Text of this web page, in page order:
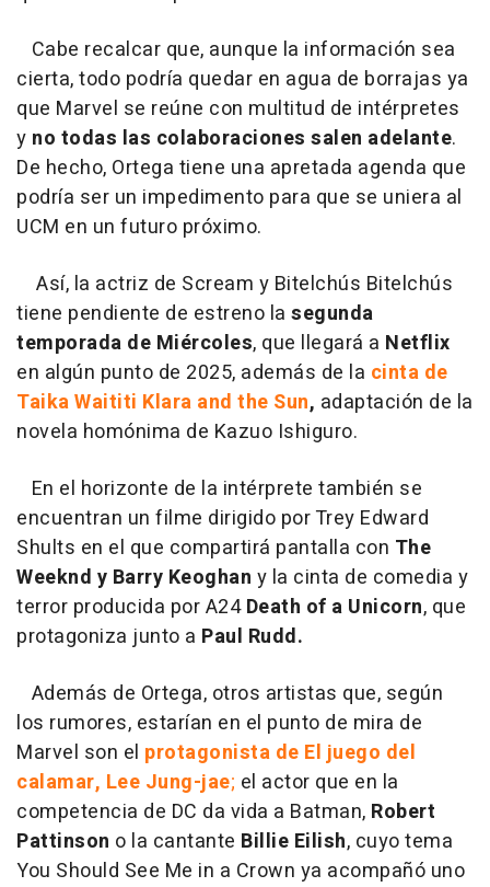
Cabe recalcar que, aunque la información sea
cierta, todo podría quedar en agua de borrajas ya
que Marvel se reúne con multitud de intérpretes
y no todas las colaboraciones salen adelante.
De hecho, Ortega tiene una apretada agenda que
podría ser un impedimento para que se uniera al
UCM en un futuro próximo.
Así, la actriz de Scream y Bitelchús Bitelchús
tiene pendiente de estreno la segunda
temporada de Miércoles, que llegará a Netflix
en algún punto de 2025, además de la cinta de
Taika Waititi Klara and the Sun, adaptación de la
novela homónima de Kazuo Ishiguro.
En el horizonte de la intérprete también se
encuentran un filme dirigido por Trey Edward
Shults en el que compartirá pantalla con The
Weeknd y Barry Keoghan y la cinta de comedia y
terror producida por A24Death of a Unicorn, que
protagoniza junto a Paul Rudd.
Además de Ortega, otros artistas que, según
los rumores, estarían en el punto de mira de
Marvel son el protagonista de El juego del
calamar, Lee Jung-jae; el actor que en la
competencia de DC da vida a Batman, Robert
Pattinson o la cantante Billie Eilish, cuyo tema
You Should See Me in a Crown ya acompañó uno